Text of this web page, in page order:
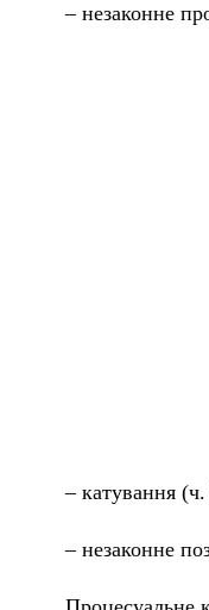
– незаконне
– катування
– незаконне